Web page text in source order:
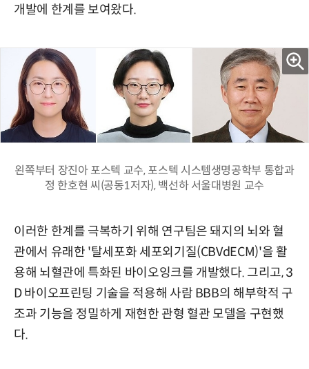
개발에 한계를 보여왔다.
왼쪽부터 장진아 포스텍 교수, 포스텍 시스템생명공학부 통합과
정 한호현 씨(공동1저자), 백선하 서울대병원 교수
이러한 한계를 극복하기 위해 연구팀은 돼지의 뇌와 혈
관에서 유래한 '탈세포화 세포외기질(CBVdECM)'을 활
용해 뇌혈관에 특화된 바이오잉크를 개발했다. 그리고, 3
D 바이오프린팅 기술을 적용해 사람 BBB의 해부학적 구
조과 기능을 정밀하게 재현한 관형 혈관 모델을 구현했
다.